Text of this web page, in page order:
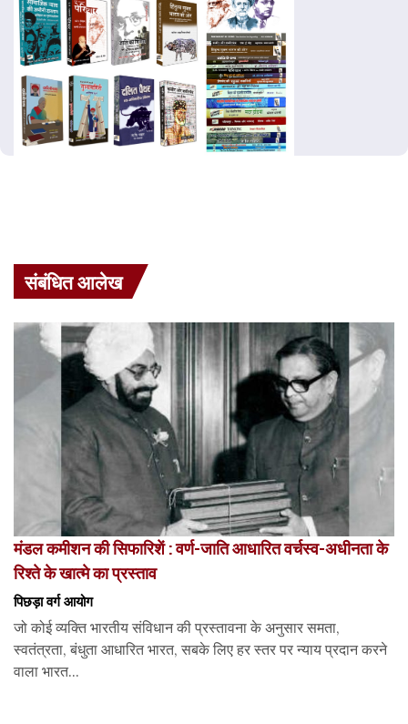
संबंधित आलेख
मंडल कमीशन की सिफारिशें : वर्ण-जाति आधारित वर्चस्व-अधीनता के
रिश्ते के खात्मे का प्रस्ताव
पिछड़ा वर्ग आयोग
जो कोई व्यक्ति भारतीय संविधान की प्रस्तावना के अनुसार समता,
स्वतंत्रता, बंधुता आधारित भारत, सबके लिए हर स्तर पर न्याय प्रदान करने
वाला भारत...